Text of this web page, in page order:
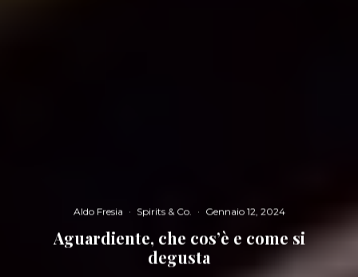
Aldo Fresia · Spirits & Co. · Gennaio 12, 2024
Aguardiente, che cos’è e come si
degusta